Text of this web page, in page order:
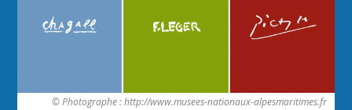
© Photographe : http://www.musees-nationaux-alpesmaritimes.fr